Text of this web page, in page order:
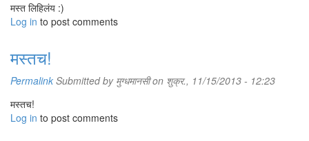
मस्त लिहिलंय :)
Log in to post comments
मस्तच!
Permalink Submitted by मुग्धमानसीon शुक्र., 11/15/2013 - 12:23
मस्तच!
Log in to post comments